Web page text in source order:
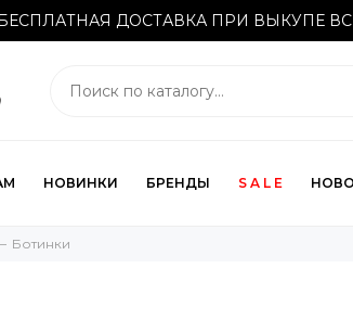
ДОСТАВКА ПРИ ВЫКУПЕ
НОВИНКИ БРЕНДЫ S A L E
Ботинки